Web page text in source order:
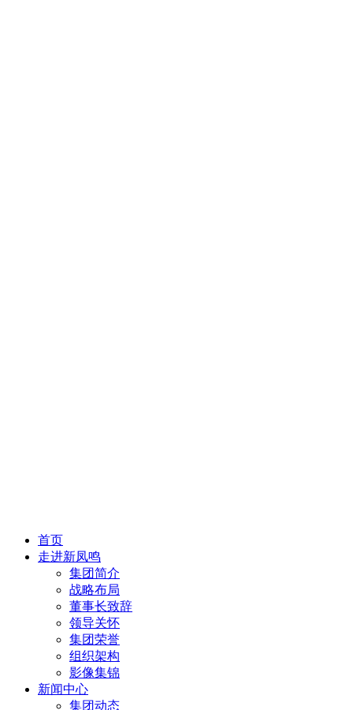
首页
走进新凤鸣
集团简介
战略布局
董事长致辞
领导关怀
集团荣誉
组织架构
影像集锦
新闻中心
集团动态